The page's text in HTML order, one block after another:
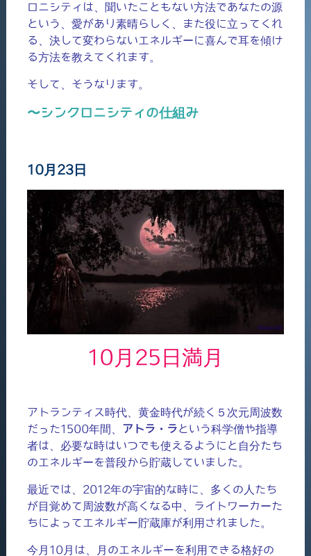
ロニシティは、聞いたこともない方法であなたの源
という、愛があり素晴らしく、また役に立ってくれ
る、決して変わらないエネルギーに喜んで耳を傾け
る方法を教えてくれます。
そして、そうなります。
〜シンクロニシティの仕組み
10月23日
10月25日満月
アトランティス時代、黄金時代が続く５次元周波数
だった1500年間、 アトラ・ラという科学僧や指導
者は、必要な時はいつでも使えるようにと自分たち
のエネルギーを普段から貯蔵していました。
最近では、2012年の宇宙的な時に、多くの人たち
が目覚めて周波数が高くなる中、ライトワーカーた
ちによってエネルギー貯蔵庫が利用されました。
今月10月は、月のエネルギーを利用できる格好の